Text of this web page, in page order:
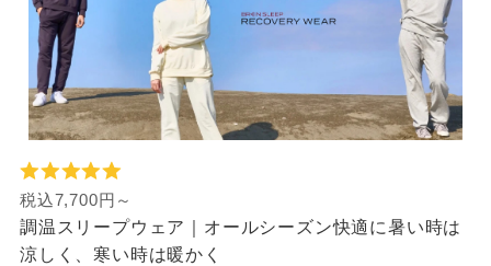
税込7,700円～
調温スリープウェア｜オールシーズン快適に暑い時は
涼しく、寒い時は暖かく